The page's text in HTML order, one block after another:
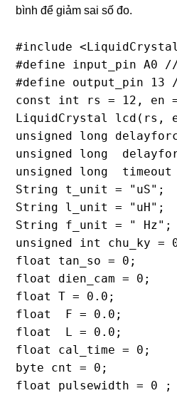
bình để giảm sai số đo.
#include
#define input_pin A0 //
#define output_pin 13
const int rs = 12, en
LiquidCrystal lcd(rs,
unsigned long
unsigned long
unsigned long  timeout
String t_unit = "uS";
String l_unit = "uH";
String f_unit = " Hz";
unsigned int chu_ky =
float tan_so = 0;
float dien_cam = 0;
float T = 0.0;
float  F = 0.0;
float  L = 0.0;
float cal_time = 0;
byte cnt = 0;
float pulsewidth = 0 ;